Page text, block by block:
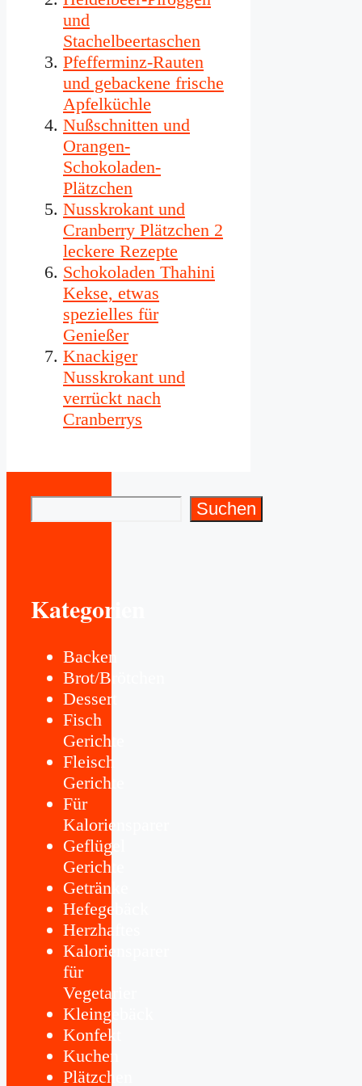
und
Stachelbeertaschen
Pfefferminz-Rauten
und gebackene frische
Apfelküchle
Nußschnitten und
Orangen-
Schokoladen-
Plätzchen
Nusskrokant und
Cranberry Plätzchen 2
leckere Rezepte
Schokoladen Thahini
Kekse, etwas
spezielles für
Genießer
Knackiger
Nusskrokant und
verrückt nach
Cranberrys
Suchen
Kategorien
Backen
Brot/Brötchen
Dessert
Fisch
Gerichte
Fleisch
Gerichte
Für
Kaloriensparer
Geflügel
Gerichte
Getränke
Hefegebäck
Herzhaftes
Kaloriensparer
für
Vegetarier
Kleingebäck
Konfekt
Kuchen
Plätzchen